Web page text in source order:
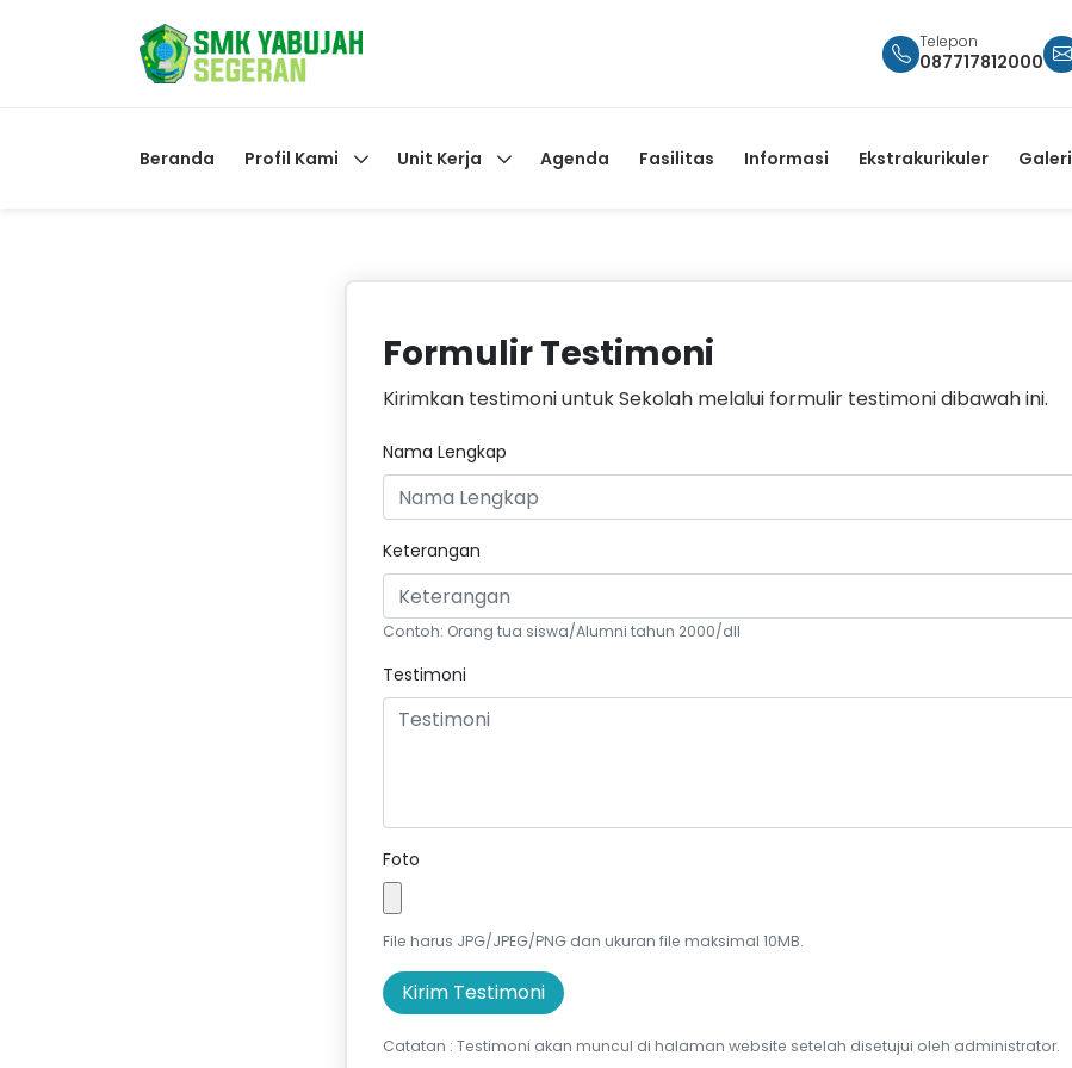
Telepon
087717812000
Beranda Profil Kami Unit Kerja Agenda Fasilitas Informasi Ekstrakurikuler Galeri
Formulir Testimoni
Kirimkan testimoni untuk Sekolah melalui formulir testimoni dibawah ini.
Nama Lengkap
Keterangan
Contoh: Orang tua siswa/Alumni tahun 2000/dll
Testimoni
Foto
File harus JPG/JPEG/PNG dan ukuran file maksimal 10MB.
Kirim Testimoni
Catatan : Testimoni akan muncul di halaman website setelah disetujui oleh administrator.